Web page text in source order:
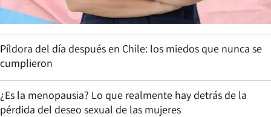
Píldora del día después en Chile: los miedos que nunca se
cumplieron
¿Es la menopausia? Lo que realmente hay detrás de la
pérdida del deseo sexual de las mujeres